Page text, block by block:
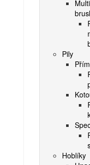
Pily
Hoblíky